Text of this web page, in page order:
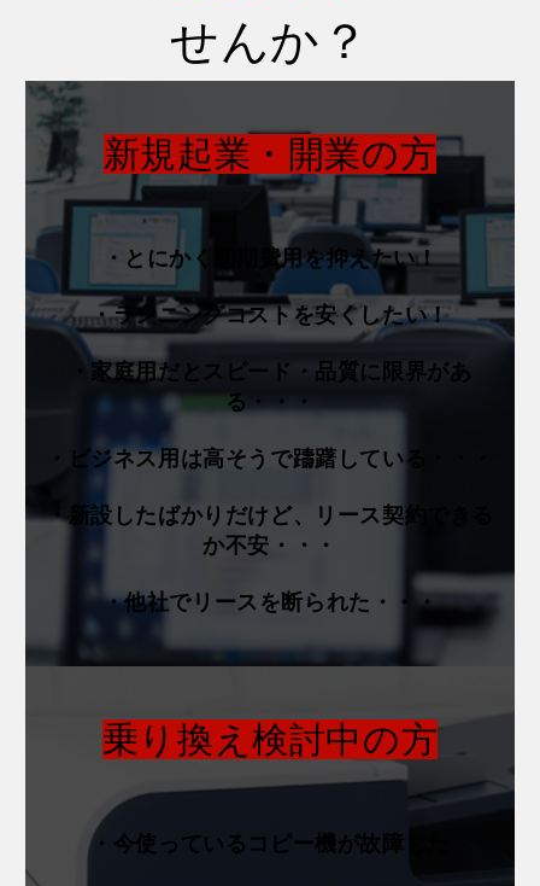
せんか？
新規起業・開業の方
・とにかく初期費用を抑えたい！
・ランニングコストを安くしたい！
・家庭用だとスピード・品質に限界があ
る・・・
・ビジネス用は高そうで躊躇している・・・
・新設したばかりだけど、リース契約できる
か不安・・・
・他社でリースを断られた・・・
乗り換え検討中の方
・今使っているコピー機が故障した